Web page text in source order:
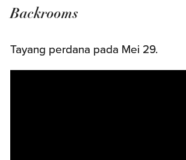
Backrooms
Tayang perdana pada Mei 29.